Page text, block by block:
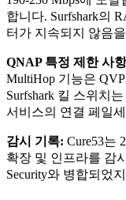
합니다. Surfshark의
터가 지속되지 않음
QNAP 특정 제한 사
MultiHop 기능은
Surfshark 킬 스위치
서비스의 연결 페일
감시 기록: Cure53는
확장 및 인프라를 감
Security와 병합되었